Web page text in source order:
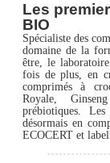
Les
BIO
Spécialiste des
domaine de la
être, le
fois de plus, en
comprimés à
Royale,
prébiotiques.
désormais en
ECOCERT et